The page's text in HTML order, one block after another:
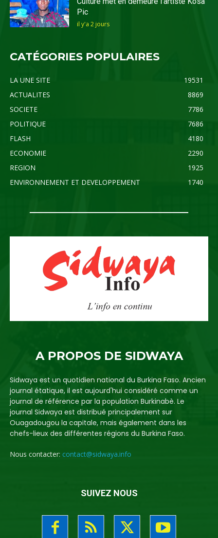
Pic
il y'a 2 jours
CATÉGORIES POPULAIRES
LA UNE SITE
19531
ACTUALITES
8869
SOCIETE
7786
POLITIQUE
7686
FLASH
4180
ECONOMIE
2290
REGION
1925
ENVIRONNEMENT ET DEVELOPPEMENT
1740
A PROPOS DE SIDWAYA
Sidwaya est un quotidien national du Burkina Faso. Ancien
journal étatique, il est aujourd'hui considéré comme un
journal de référence par la population Burkinabè. Le
journal Sidwaya est distribué principalement sur
Ouagadougou la capitale, mais également dans les
chefs-lieux des différentes régions du Burkina Faso.
Nous contacter: contact@sidwaya.info
SUIVEZ NOUS